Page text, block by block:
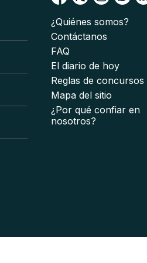
¿Quiénes somos?
Contáctanos
FAQ
El diario de hoy
Reglas de concursos
Mapa del sitio
¿Por qué confiar en
nosotros?